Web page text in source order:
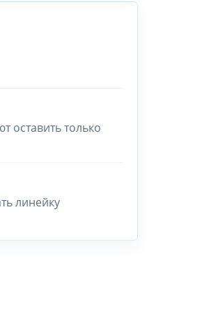
оставить только
линейку